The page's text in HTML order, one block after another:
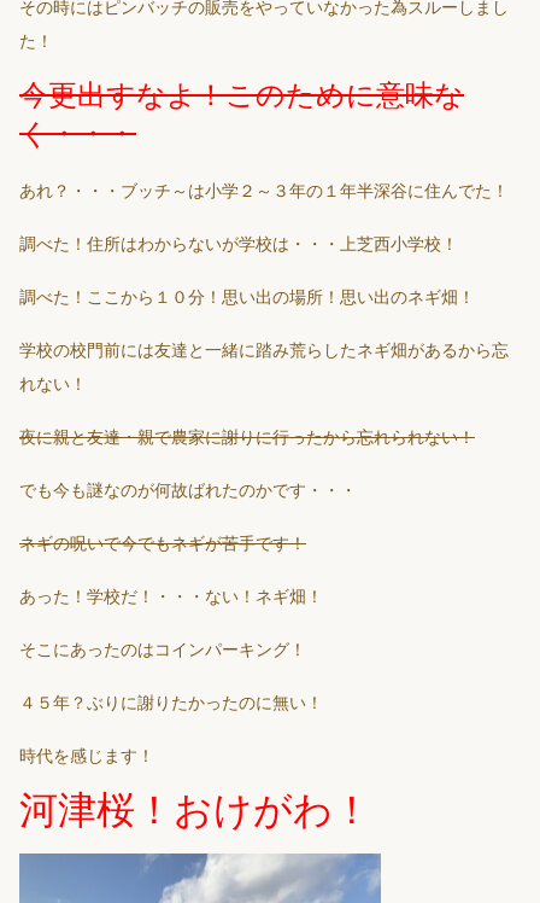
その時にはピンバッチの販売をやっていなかった為スルーしまし
た！
今更出すなよ！このために意味な
く・・・
あれ？・・・ブッチ～は小学２～３年の１年半深谷に住んでた！
調べた！住所はわからないが学校は・・・上芝西小学校！
調べた！ここから１０分！思い出の場所！思い出のネギ畑！
学校の校門前には友達と一緒に踏み荒らしたネギ畑があるから忘
れない！
夜に親と友達・親で農家に謝りに行ったから忘れられない！
でも今も謎なのが何故ばれたのかです・・・
ネギの呪いで今でもネギが苦手です！
あった！学校だ！・・・ない！ネギ畑！
そこにあったのはコインパーキング！
４５年？ぶりに謝りたかったのに無い！
時代を感じます！
河津桜！おけがわ！